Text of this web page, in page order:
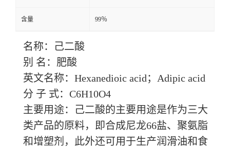
含量 99％
名称：己二酸
别 名：肥酸
英文名称： Hexanedioic acid；Adipic acid
分 子 式： C6H10O4
主要用途：己二酸的主要用途是作为三大
类产品的原料，即合成尼龙66盐、聚氨脂
和增塑剂，此外还可用于生产润滑油和食